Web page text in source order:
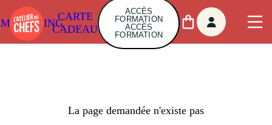
CARTE
CADEAU
ACCÈS
FORMATION
ACCÈS
FORMATION
La page demandée n'existe pas